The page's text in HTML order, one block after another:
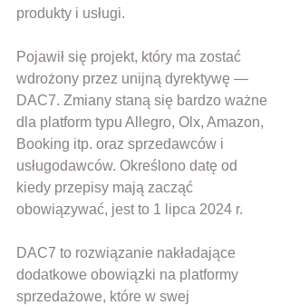
produkty i usługi.
Pojawił się projekt, który ma zostać
wdrożony przez unijną dyrektywę —
DAC7. Zmiany staną się bardzo ważne
dla platform typu Allegro, Olx, Amazon,
Booking itp. oraz sprzedawców i
usługodawców. Określono datę od
kiedy przepisy mają zacząć
obowiązywać, jest to 1 lipca 2024 r.
DAC7 to rozwiązanie nakładające
dodatkowe obowiązki na platformy
sprzedażowe, które w swej